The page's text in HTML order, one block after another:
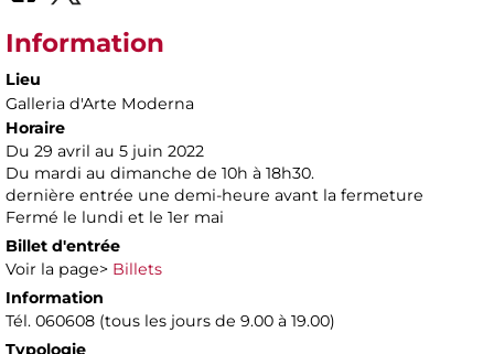
Information
Lieu
Galleria d'Arte Moderna
Horaire
Du 29 avril au 5 juin 2022
Du mardi au dimanche de 10h à 18h30.
dernière entrée une demi-heure avant la fermeture
Fermé le lundi et le 1er mai
Billet d'entrée
Voir la page> Billets
Information
Tél. 060608 (tous les jours de 9.00 à 19.00)
Typologie